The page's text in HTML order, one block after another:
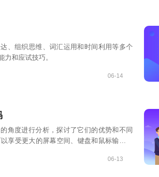
、组织思维、词汇运用和时间利用等多个
和应试技巧。
06-14
角度进行分析，探讨了它们的优势和不同
享受更大的屏幕空间、键盘和鼠标输入以
者可以根据自己的需求选择合适的练习方
06-13